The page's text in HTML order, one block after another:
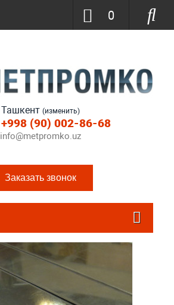
Ташкент (изменить)
+998 (90) 002-86-68
info@metpromko.uz
Заказать звонок
0